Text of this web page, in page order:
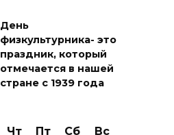
День
физкультурника- это
праздник, который
отмечается в нашей
стране с 1939 года
Чт Пт Сб
Вс